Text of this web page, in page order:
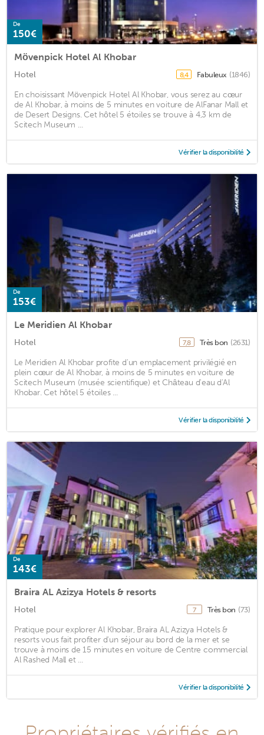
De
150€
Mövenpick Hotel Al Khobar
Hotel 8,4 Fabuleux (1846)
En choisissant Mövenpick Hotel Al Khobar, vous serez au cœur
de Al Khobar, à moins de 5 minutes en voiture de AlFanar Mall et
de Desert Designs. Cet hôtel 5 étoiles se trouve à 4,3 km de
Scitech Museum ...
Vérifier la disponibilité
De
153€
Le Meridien Al Khobar
Hotel 7,8 Très bon (2631)
Le Meridien Al Khobar profite d'un emplacement privilégié en
plein cœur de Al Khobar, à moins de 5 minutes en voiture de
Scitech Museum (musée scientifique) et Château d'eau d'Al
Khobar. Cet hôtel 5 étoiles ...
Vérifier la disponibilité
De
143€
Braira AL Azizya Hotels & resorts
Hotel 7 Très bon (73)
Pratique pour explorer Al Khobar, Braira AL Azizya Hotels &
resorts vous fait profiter d'un séjour au bord de la mer et se
trouve à moins de 15 minutes en voiture de Centre commercial
Al Rashed Mall et ...
Vérifier la disponibilité